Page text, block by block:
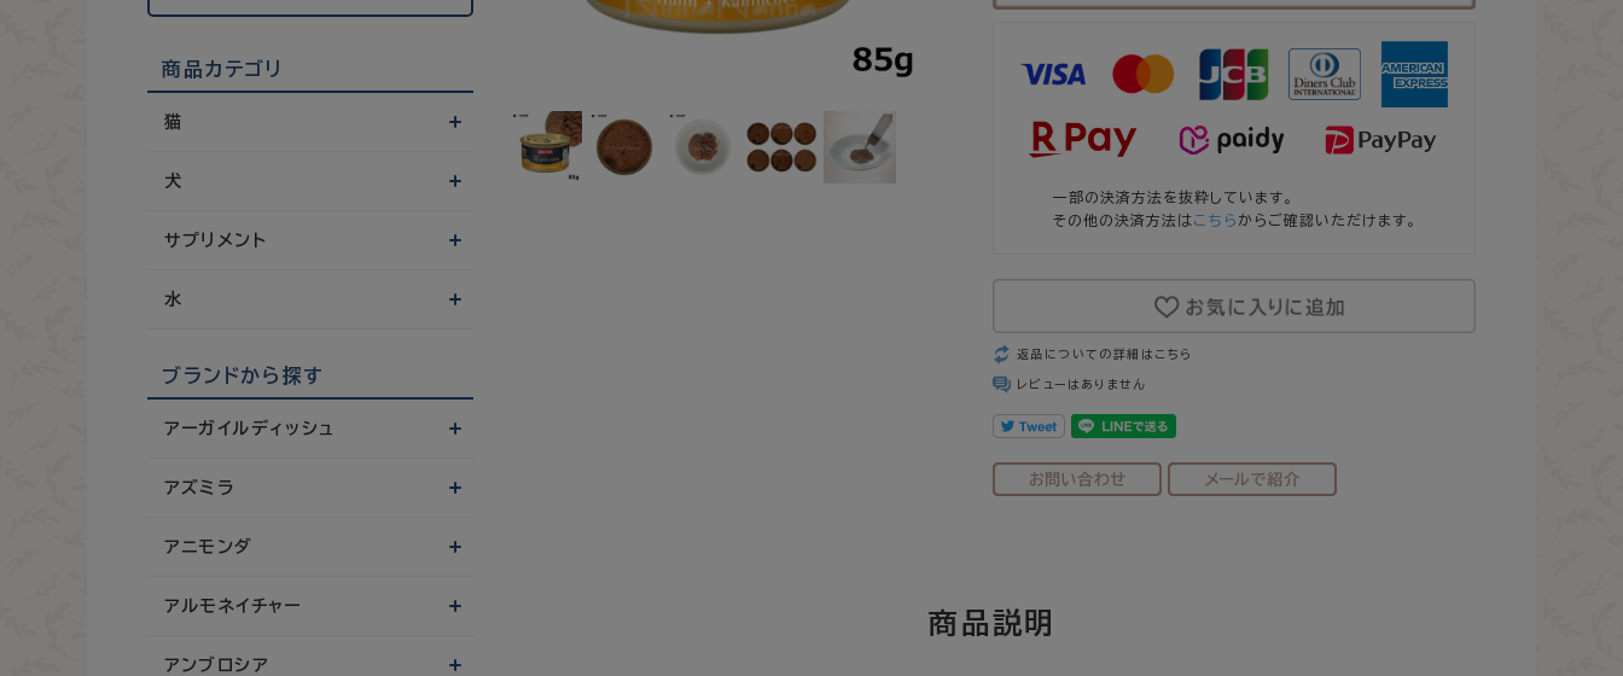
一部の決済方法を抜粋しています。
その他の決済方法はこちら からご確認いただけます。
返品についての詳細はこちら
レビューはありません
商品カテゴリ
猫
犬
サプリメント
水
ブランドから探す
アーガイルディッシュ
アズミラ
アニモンダ
アルモネイチャー
アンブロシア